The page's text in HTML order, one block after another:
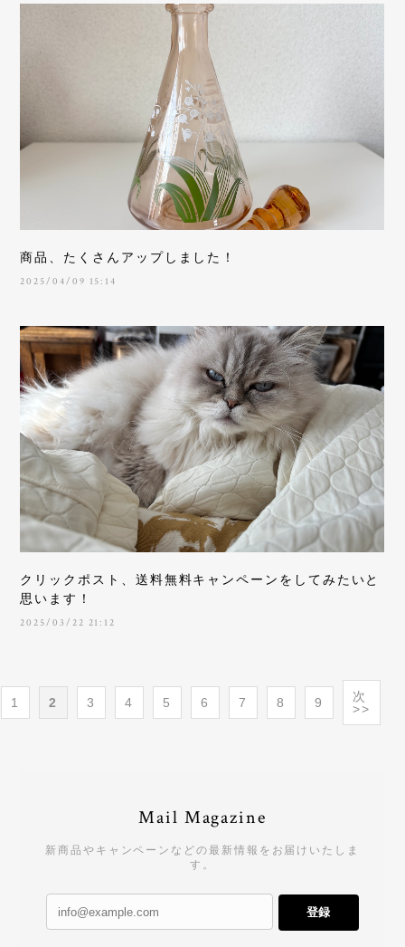
商品、たくさんアップしました！
2025/04/09 15:14
クリックポスト、送料無料キャンペーンをしてみたいと
思います！
2025/03/22 21:12
1 2 3 4 5 6 7 8 9
次
>>
Mail Magazine
新商品やキャンペーンなどの最新情報をお届けいたしま
す。
登録